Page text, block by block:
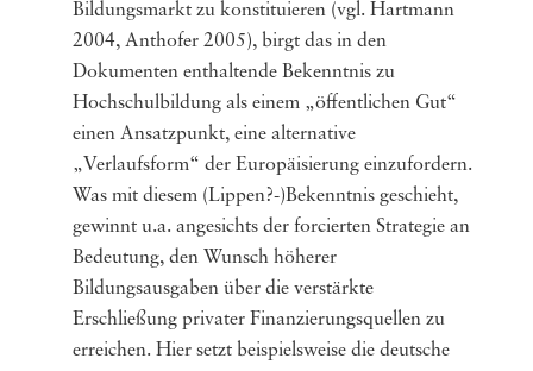
Bildungsmarkt zu konstituieren (vgl. Hartmann
2004, Anthofer 2005), birgt das in den
Dokumenten enthaltende Bekenntnis zu
Hochschulbildung als einem „öffentlichen Gut“
einen Ansatzpunkt, eine alternative
„Verlaufsform“ der Europäisierung einzufordern.
Was mit diesem (Lippen?-)Bekenntnis geschieht,
gewinnt u.a. angesichts der forcierten Strategie an
Bedeutung, den Wunsch höherer
Bildungsausgaben über die verstärkte
Erschließung privater Finanzierungsquellen zu
erreichen. Hier setzt beispielsweise die deutsche